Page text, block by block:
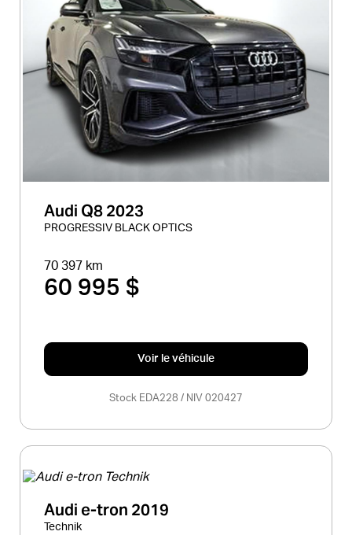
Audi Q8 2023
PROGRESSIV BLACK OPTICS
70 397 km
60 995 $
Voir le véhicule
Stock EDA228 / NIV 020427
Audi e-tron 2019
Technik